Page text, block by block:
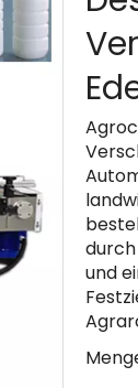
und